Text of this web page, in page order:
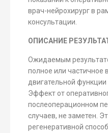
врач-нейрохирург в
консультации.
ОПИСАНИЕ
Ожидаемым
полное или частичное
двигательной
Эффект от
послеоперационном
случаев, не заметен.
регенеративной